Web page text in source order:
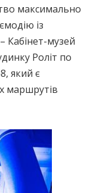
максимально
із
Кабінет-музей
Роліт по
який є
маршрутів